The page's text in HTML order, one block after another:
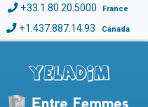
+33.1.80.20.5000 France
+1.437.887.14.93 Canada